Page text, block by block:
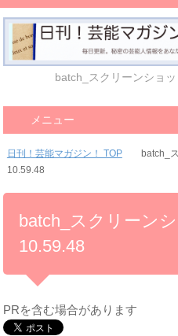
batch_スクリーンショ
メニュー
日刊！芸能マガジン！ TOP
batch_
10.59.48
batch_スクリーン
10.59.48
PRを含む場合があります